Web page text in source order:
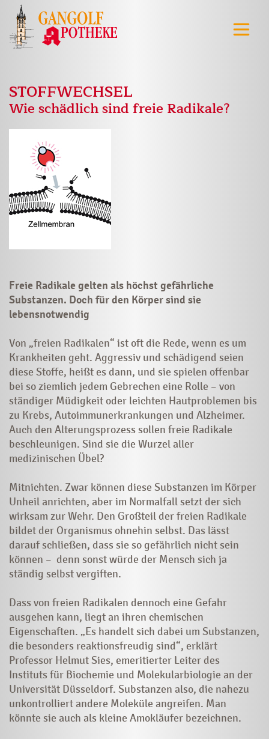
STOFFWECHSEL
Wie schädlich sind freie Radikale?
Freie Radikale gelten als höchst gefährliche
Substanzen. Doch für den Körper sind sie
lebensnotwendig
Von „freien Radikalen“ ist oft die Rede, wenn es um
Krankheiten geht. Aggressiv und schädigend seien
diese Stoffe, heißt es dann, und sie spielen offenbar
bei so ziemlich jedem Gebrechen eine Rolle – von
ständiger Müdigkeit oder leichten Hautproblemen bis
zu Krebs, Autoimmunerkrankungen und Alzheimer.
Auch den Alterungsprozess sollen freie Radikale
beschleunigen. Sind sie die Wurzel aller
medizinischen Übel?
Mitnichten. Zwar können diese Substanzen im Körper
Unheil anrichten, aber im Normalfall setzt der sich
wirksam zur Wehr. Den Großteil der freien Radikale
bildet der Organismus ohnehin selbst. Das lässt
darauf schließen, dass sie so gefährlich nicht sein
können – denn sonst würde der Mensch sich ja
ständig selbst vergiften.
Dass von freien Radikalen dennoch eine Gefahr
ausgehen kann, liegt an ihren chemischen
Eigenschaften. „Es handelt sich dabei um Substanzen,
die besonders reaktionsfreudig sind“, erklärt
Professor Helmut Sies, emeritierter Leiter des
Instituts für Biochemie und Molekularbiologie an der
Universität Düsseldorf. Substanzen also, die nahezu
unkontrolliert andere Moleküle angreifen. Man
könnte sie auch als kleine Amokläufer bezeichnen.